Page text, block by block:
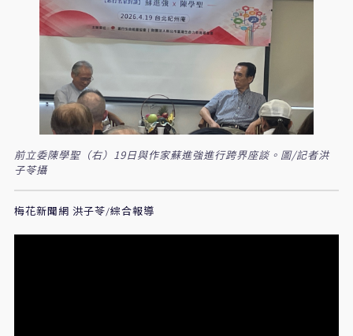
前立委陳學聖（右）19日與作家蘇進強進行跨界座談。圖/記者洪
子苓攝
梅花新聞網 洪子苓/綜合報導